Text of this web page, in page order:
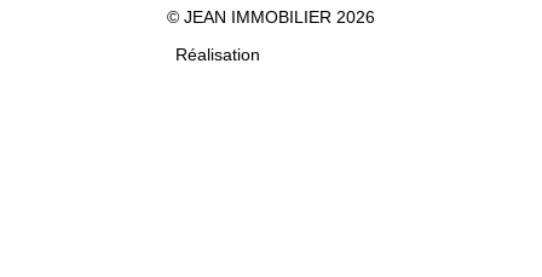
© JEAN IMMOBILIER 2026
Réalisation